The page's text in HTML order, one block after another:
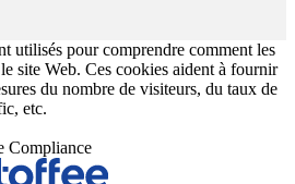
utilisés pour comprendre comment les
site Web. Ces cookies aident à fournir
du nombre de visiteurs, du taux de
etc.
Compliance